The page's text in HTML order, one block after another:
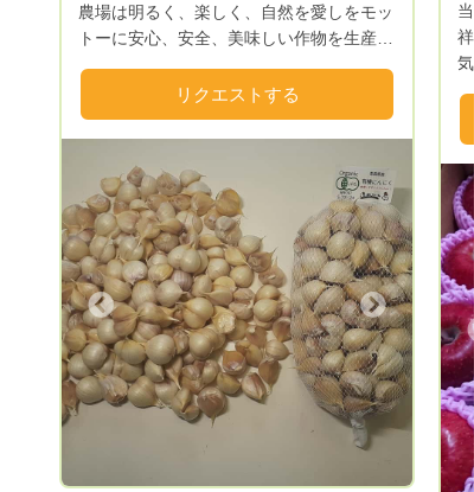
農場は明るく、楽しく、自然を愛しをモッ
トーに安心、安全、美味しい作物を生産し
ける事を願い農作業に励んでおります。
リクエストする
Next
Previous